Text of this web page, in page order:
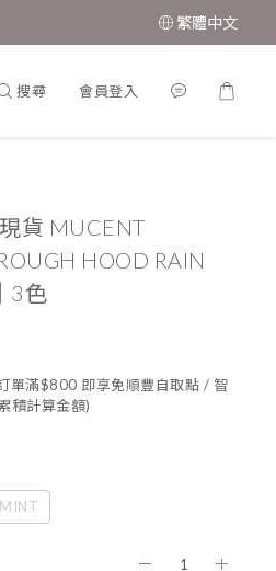
繁體中文
大 門．男 女 裝 MUAH MUAH．韓國
搜尋 會員登入
貨 MUCENT
HOOD RAIN
3色
單滿$800 即享免順豐自取點 / 智
積計算金額)
MINT